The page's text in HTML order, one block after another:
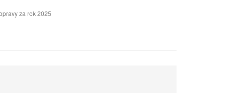
za rok 2025